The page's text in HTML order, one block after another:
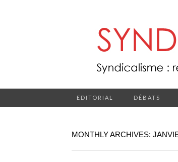
EDITORIAL DÉBATS
MONTHLY ARCHIVES: